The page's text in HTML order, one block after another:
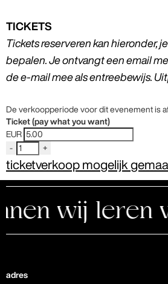
TICKETS
Tickets reserveren kan hieronder,
bepalen. Je ontvangt een email
de e-mail mee als entreebewijs.
De verkoopperiode voor dit evenement is
Ticket (pay what you want)
EUR
-
+
ticketverkoop mogelijk
wij leren
adres